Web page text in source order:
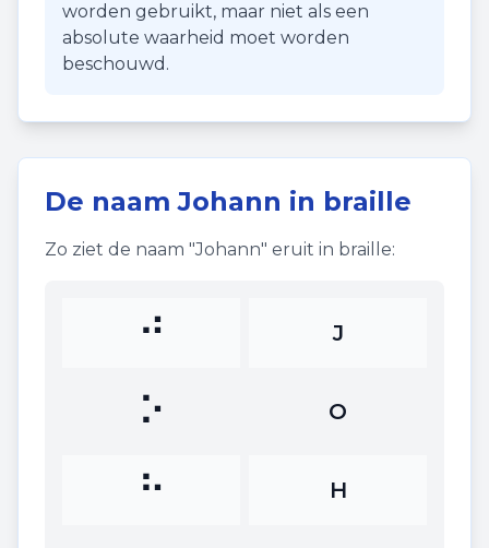
worden gebruikt, maar niet als een
absolute waarheid moet worden
beschouwd.
De naamJohann in braille
Zo ziet de naam "Johann" eruit in braille:
⠚ J
⠕ O
⠓ H